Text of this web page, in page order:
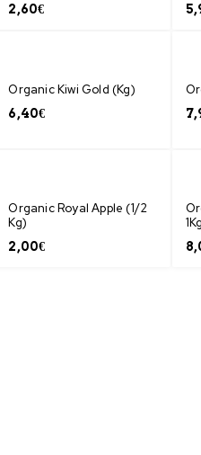
2,60€
Organic Kiwi Gold (Kg)
6,40€
Organic Royal Apple (1/2
Kg)
2,00€